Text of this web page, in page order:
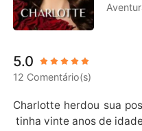
Sair
Baixar App
Contos
Bilionários
5.0
12 Comentário(s)
Charlotte herdou sua
tinha vinte anos de